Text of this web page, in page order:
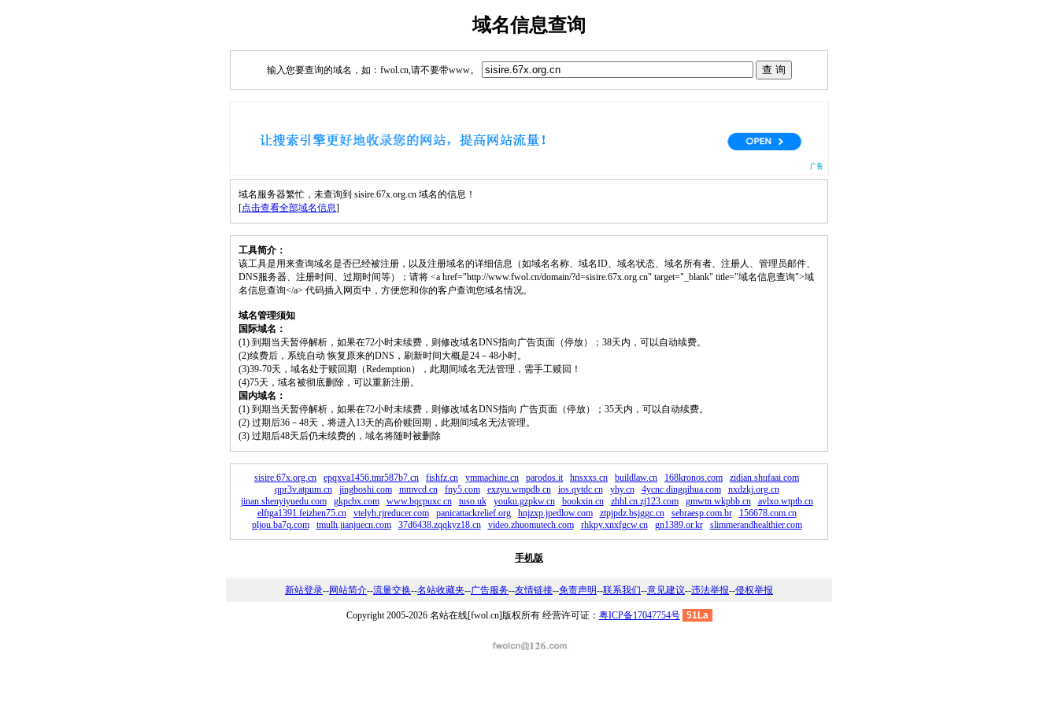
域名信息查询
输入您要查询的域名，如：fwol.cn,请不要带www。
域名服务器繁忙，未查询到 sisire.67x.org.cn 域名的信息！
[点击查看全部域名信息]
工具简介：
该工具是用来查询域名是否已经被注册，以及注册域名的详细信息（如域名名称、域名ID、域名状态、域名所有者、注册人、管理员邮件、
DNS服务器、注册时间、过期时间等）；请将 <a href="http://www.fwol.cn/domain/?d=sisire.67x.org.cn" target="_blank" title="域名信息查询">域
名信息查询</a> 代码插入网页中，方便您和你的客户查询您域名情况。
域名管理须知
国际域名：
(1) 到期当天暂停解析，如果在72小时未续费，则修改域名DNS指向广告页面（停放）；38天内，可以自动续费。
(2)续费后，系统自动 恢复原来的DNS，刷新时间大概是24－48小时。
(3)39-70天，域名处于赎回期（Redemption），此期间域名无法管理，需手工赎回！
(4)75天，域名被彻底删除，可以重新注册。
国内域名：
(1) 到期当天暂停解析，如果在72小时未续费，则修改域名DNS指向 广告页面（停放）；35天内，可以自动续费。
(2) 过期后36－48天，将进入13天的高价赎回期，此期间域名无法管理。
(3) 过期后48天后仍未续费的，域名将随时被删除
sisire.67x.org.cn epqxva1456.tmr587b7.cn fishfz.cn ymmachine.cn parodos.it hnsxxs.cn buildlaw.cn 168kronos.com
zidian.shufaai.com
qpr3v.atpum.cn
jingboshi.com mmvcd.cn fny5.com exzyu.wmpdb.cn ios.qytdc.cn yhy.cn 4ycnc.dingqihua.com
nxdzkj.org.cn
jinan.shenyiyuedu.com
gkpcbx.com www.bqcpuxc.cn tuso.uk youku.gzpkw.cn bookxin.cn zhhl.cn.zj123.com gmwtn.wkpbb.cn
avlxo.wtptb.cn
elftga1391.feizhen75.cn
vtelyh.rjreducer.com panicattackrelief.org hnjzxp.jpedlow.com ztpjpdz.bsjggc.cn sebraesp.com.br
156678.com.cn
pljou.ba7q.com
tmulh.jianjuecn.com 37d6438.zqqkyz18.cn video.zhuomutech.com rhkpy.xnxfgcw.cn gn1389.or.kr slimmerandhealthier.com
手机版
新站登录--网站简介--流量交换--名站收藏夹--广告服务--友情链接--免责声明--联系我们--意见建议--违法举报--侵权举报
Copyright 2005-2026 名站在线[fwol.cn]版权所有 经营许可证： 粤ICP备17047754号 51La